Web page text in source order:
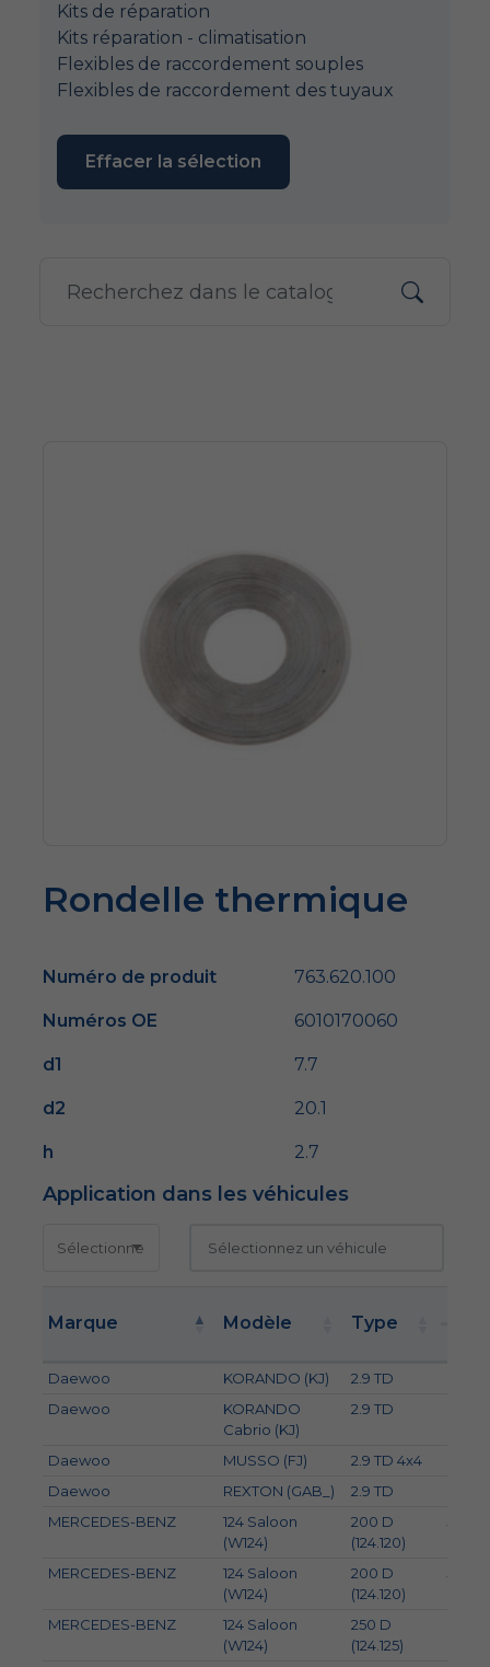
Kits de réparation
Kits réparation - climatisation
Flexibles de raccordement souples
Flexibles de raccordement des tuyaux
Effacer la sélection
Rondelle thermique
Numéro de produit 763.620.100
Numéros OE 6010170060
d1 7.7
d2 20.1
h 2.7
Application dans les véhicules
Marque Modèle Type
Daewoo KORANDO (KJ) 2.9 TD
Daewoo
KORANDO
Cabrio (KJ)
2.9 TD
Daewoo MUSSO (FJ) 2.9 TD 4x4
Daewoo
REXTON (GAB_) 2.9 TD
MERCEDES-BENZ
124 Saloon
(W124)
200 D
(124.120)
53
MERCEDES-BENZ
124 Saloon
(W124)
200 D
(124.120)
55
MERCEDES-BENZ
124 Saloon
(W124)
250 D
(124.125)